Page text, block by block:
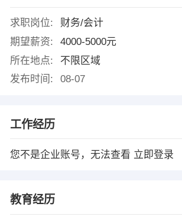
求职岗位:
财务/会计
期望薪资:
4000-5000元
所在地点:
不限区域
发布时间:
08-07
工作经历
您不是企业账号，无法查看 立即登录
教育经历